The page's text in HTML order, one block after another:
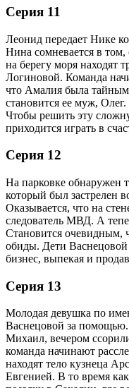
Серия 11
Леонид передает Нике
Нина сомневается в том,
на берегу моря находят
Логиновой. Команда
что Амалия была
становится ее муж,
Чтобы решить эту
приходится играть в
Серия 12
На парковке обнаружен
который был застрелен
Оказывается, что на
следователь МВД. А
Становится очевидным,
обиды. Дети
бизнес, выпекая и
Серия 13
Молодая девушка по
Васнецовой за
Михаил, вечером
команда начинают
находят тело кузнеца
Евгенией. В то время